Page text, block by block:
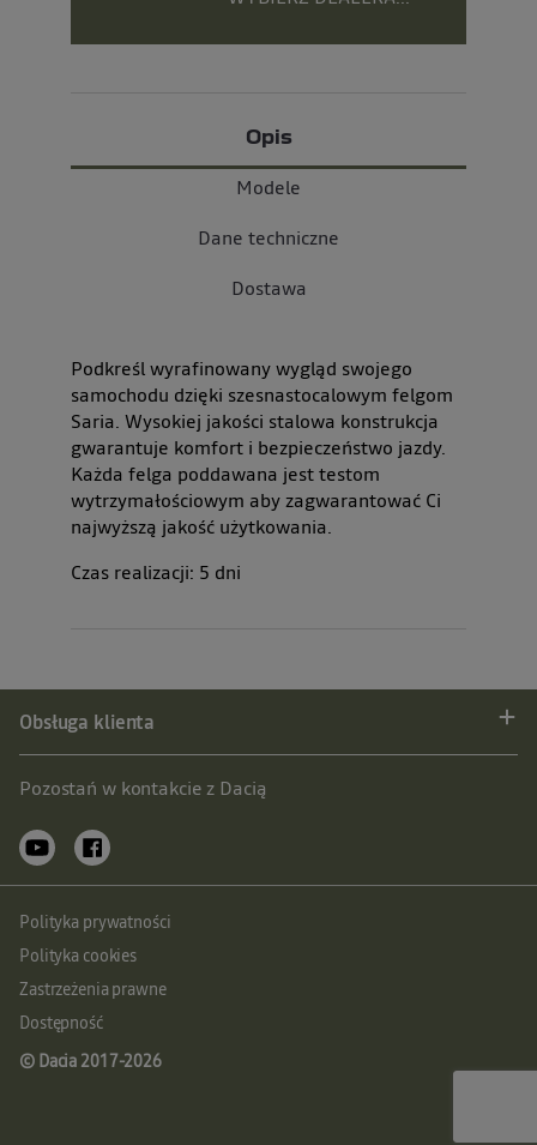
Opis
Modele
Dane techniczne
Dostawa
Podkreśl wyrafinowany wygląd swojego
samochodu dzięki szesnastocalowym felgom
Saria. Wysokiej jakości stalowa konstrukcja
gwarantuje komfort i bezpieczeństwo jazdy.
Każda felga poddawana jest testom
wytrzymałościowym aby zagwarantować Ci
najwyższą jakość użytkowania.
Czas realizacji: 5 dni
Obsługa klienta
Pozostań w kontakcie z Dacią
Polityka prywatności
Polityka cookies
Zastrzeżenia prawne
Dostępność
© Dacia 2017-2026